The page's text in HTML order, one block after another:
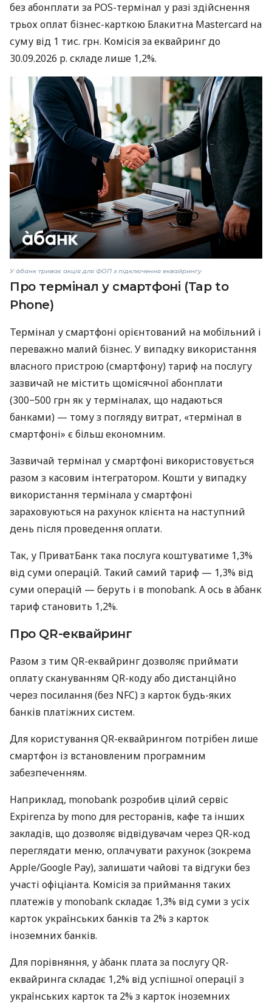
без абонплати за POS-термінал у разі здійснення
трьох оплат бізнес-карткою Блакитна Mastercard на
суму від 1 тис. грн. Комісія за еквайринг до
30.09.2026 р. складе лише 1,2%.
У àбанк триває акція для ФОП з підключення еквайрингу
Про термінал у смартфоні (Tap to
Phone)
Термінал у смартфоні орієнтований на мобільний і
переважно малий бізнес. У випадку використання
власного пристрою (смартфону) тариф на послугу
зазвичай не містить щомісячної абонплати
(300−500 грн як у терміналах, що надаються
банками) — тому з погляду витрат, «термінал в
смартфоні» є більш економним.
Зазвичай термінал у смартфоні використовується
разом з касовим інтегратором. Кошти у випадку
використання термінала у смартфоні
зараховуються на рахунок клієнта на наступний
день після проведення оплати.
Так, у ПриватБанк така послуга коштуватиме 1,3%
від суми операцій. Такий самий тариф — 1,3% від
суми операцій — беруть і в monobank. А ось в àбанк
тариф становить 1,2%.
Про QR-еквайринг
Разом з тим QR-еквайринг дозволяє приймати
оплату скануванням QR-коду або дистанційно
через посилання (без NFC) з карток будь-яких
банків платіжних систем.
Для користування QR-еквайрингом потрібен лише
смартфон із встановленим програмним
забезпеченням.
Наприклад, monobank розробив цілий сервіс
Expirenza by mono для ресторанів, кафе та інших
закладів, що дозволяє відвідувачам через QR-код
переглядати меню, оплачувати рахунок (зокрема
Apple/Google Pay), залишати чайові та відгуки без
участі офіціанта. Комісія за приймання таких
платежів у monobank складає 1,3% від суми з усіх
карток українських банків та 2% з карток
іноземних банків.
Для порівняння, у àбанк плата за послугу QR-
еквайринга складає 1,2% від успішної операції з
українських карток та 2% з карток іноземних